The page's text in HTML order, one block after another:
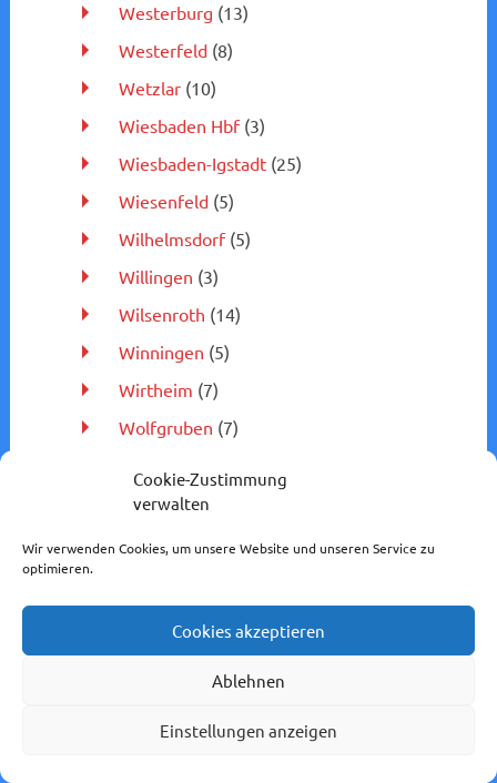
Cookie-Zustimmung
verwalten
Wir verwenden Cookies, um unsere Website und unseren Service zu
optimieren.
Cookies akzeptieren
Ablehnen
Einstellungen anzeigen
Westerburg (13)
Westerfeld(8)
Wetzlar(10)
Wiesbaden Hbf(3)
Wiesbaden-Igstadt(25)
Wiesenfeld(5)
Wilhelmsdorf(5)
Willingen (3)
Wilsenroth (14)
Winningen (5)
Wirtheim (7)
Wolfgruben (7)
Worms(6)
Worms-Brücke
(3)
Würgendorf(4)
(1)
Zwingenberg(1)